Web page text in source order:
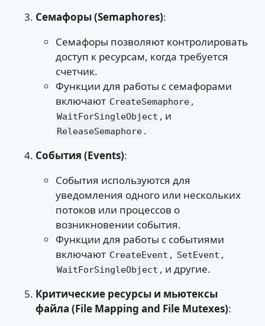
Семафоры (Semaphores):
Семафоры позволяют контролировать
доступ к ресурсам, когда требуется
счетчик.
Функции для работы с семафорами
включают CreateSemaphore ,
WaitForSingleObject , и
ReleaseSemaphore .
События (Events):
События используются для
уведомления одного или нескольких
потоков или процессов о
возникновении события.
Функции для работы с событиями
включают CreateEvent , SetEvent ,
WaitForSingleObject , и другие.
Критические ресурсы и мьютексы
файла (File Mapping and File Mutexes):